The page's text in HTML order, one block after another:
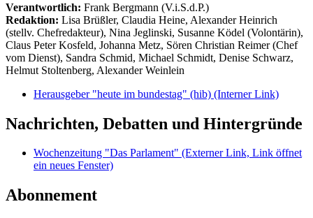
Verantwortlich: Frank Bergmann (V.i.S.d.P.)
Redaktion: Lisa Brüßler, Claudia Heine, Alexander Heinrich
(stellv. Chefredakteur), Nina Jeglinski, Susanne Ködel (Volontärin),
Claus Peter Kosfeld, Johanna Metz, Sören Christian Reimer (Chef
vom Dienst), Sandra Schmid, Michael Schmidt, Denise Schwarz,
Helmut Stoltenberg, Alexander Weinlein
Herausgeber "heute im bundestag" (hib) (Interner Link)
Nachrichten, Debatten und Hintergründe
Wochenzeitung "Das Parlament" (Externer Link, Link öffnet
ein neues Fenster)
Abonnement